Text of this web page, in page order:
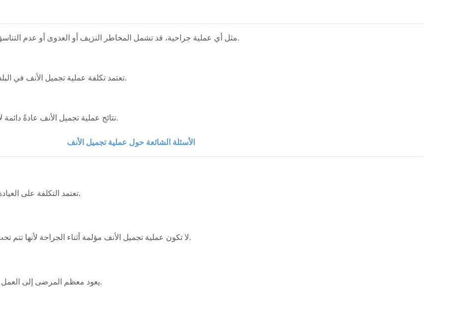
مثل أي عملية جراحية، قد تشمل المخاطر النزيف أو العدوى أو عدم التناسق أو مشاكل التنفس أو الحاجة إلى جراحة تصحيحية.
تعتمد تكلفة عملية تجميل الأنف في البلد على خبرة الجراح والعيادة والتخدير وتعقيد العملية.
نتائج عملية تجميل الأنف عادةً دائمة لأن بنية العظام والغضاريف يتم تعديلها أثناء الجراحة.
الأسئلة الشائعة حول عملية تجميل الأنف
تعتمد التكلفة على العيادة وخبرة الجراح وتعقيد العملية والخدمات المشمولة.
لا تكون عملية تجميل الأنف مؤلمة أثناء الجراحة لأنها تتم تحت التخدير، وقد يكون هناك انزعاج بسيط بعد العملية.
يعود معظم المرضى إلى العمل بعد 7 إلى 10 أيام لكن التورم قد يستمر عدة أسابيع.